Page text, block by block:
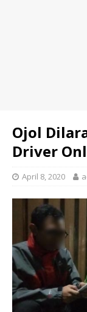
Ojol
Driver
April 8, 2020